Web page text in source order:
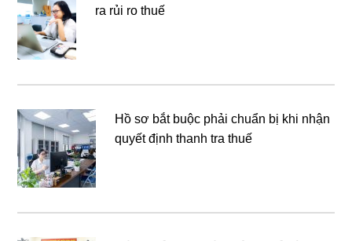
ra rủi ro thuế
Hồ sơ bắt buộc phải chuẩn bị khi nhận
quyết định thanh tra thuế